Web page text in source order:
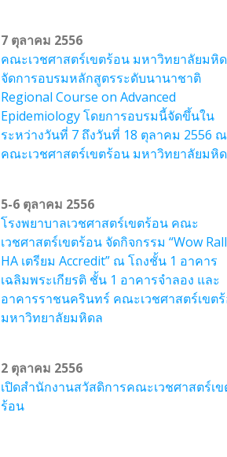
7 ตุลาคม 2556
คณะเวชศาสตร์เขตร้อน มหาวิทยาลัยมหิ
จัดการอบรมหลักสูตรระดับนานาชาติ
Regional Course on Advanced
Epidemiology โดยการอบรมนี้จัดขึ้นใน
ระหว่างวันที่ 7 ถึงวันที่ 18 ตุลาคม 2556 ณ
คณะเวชศาสตร์เขตร้อน มหาวิทยาลัยมหิ
5-6 ตุลาคม 2556
โรงพยาบาลเวชศาสตร์เขตร้อน คณะ
เวชศาสตร์เขตร้อน จัดกิจกรรม “Wow
HA เตรียม Accredit” ณ โถงชั้น 1 อาคาร
เฉลิมพระเกียรติ ชั้น 1 อาคารจำลอง และ
อาคารราชนครินทร์ คณะเวชศาสตร์เขต
มหาวิทยาลัยมหิดล
2 ตุลาคม 2556
เปิดสำนักงานสวัสดิการคณะเวชศาสตร์เ
ร้อน